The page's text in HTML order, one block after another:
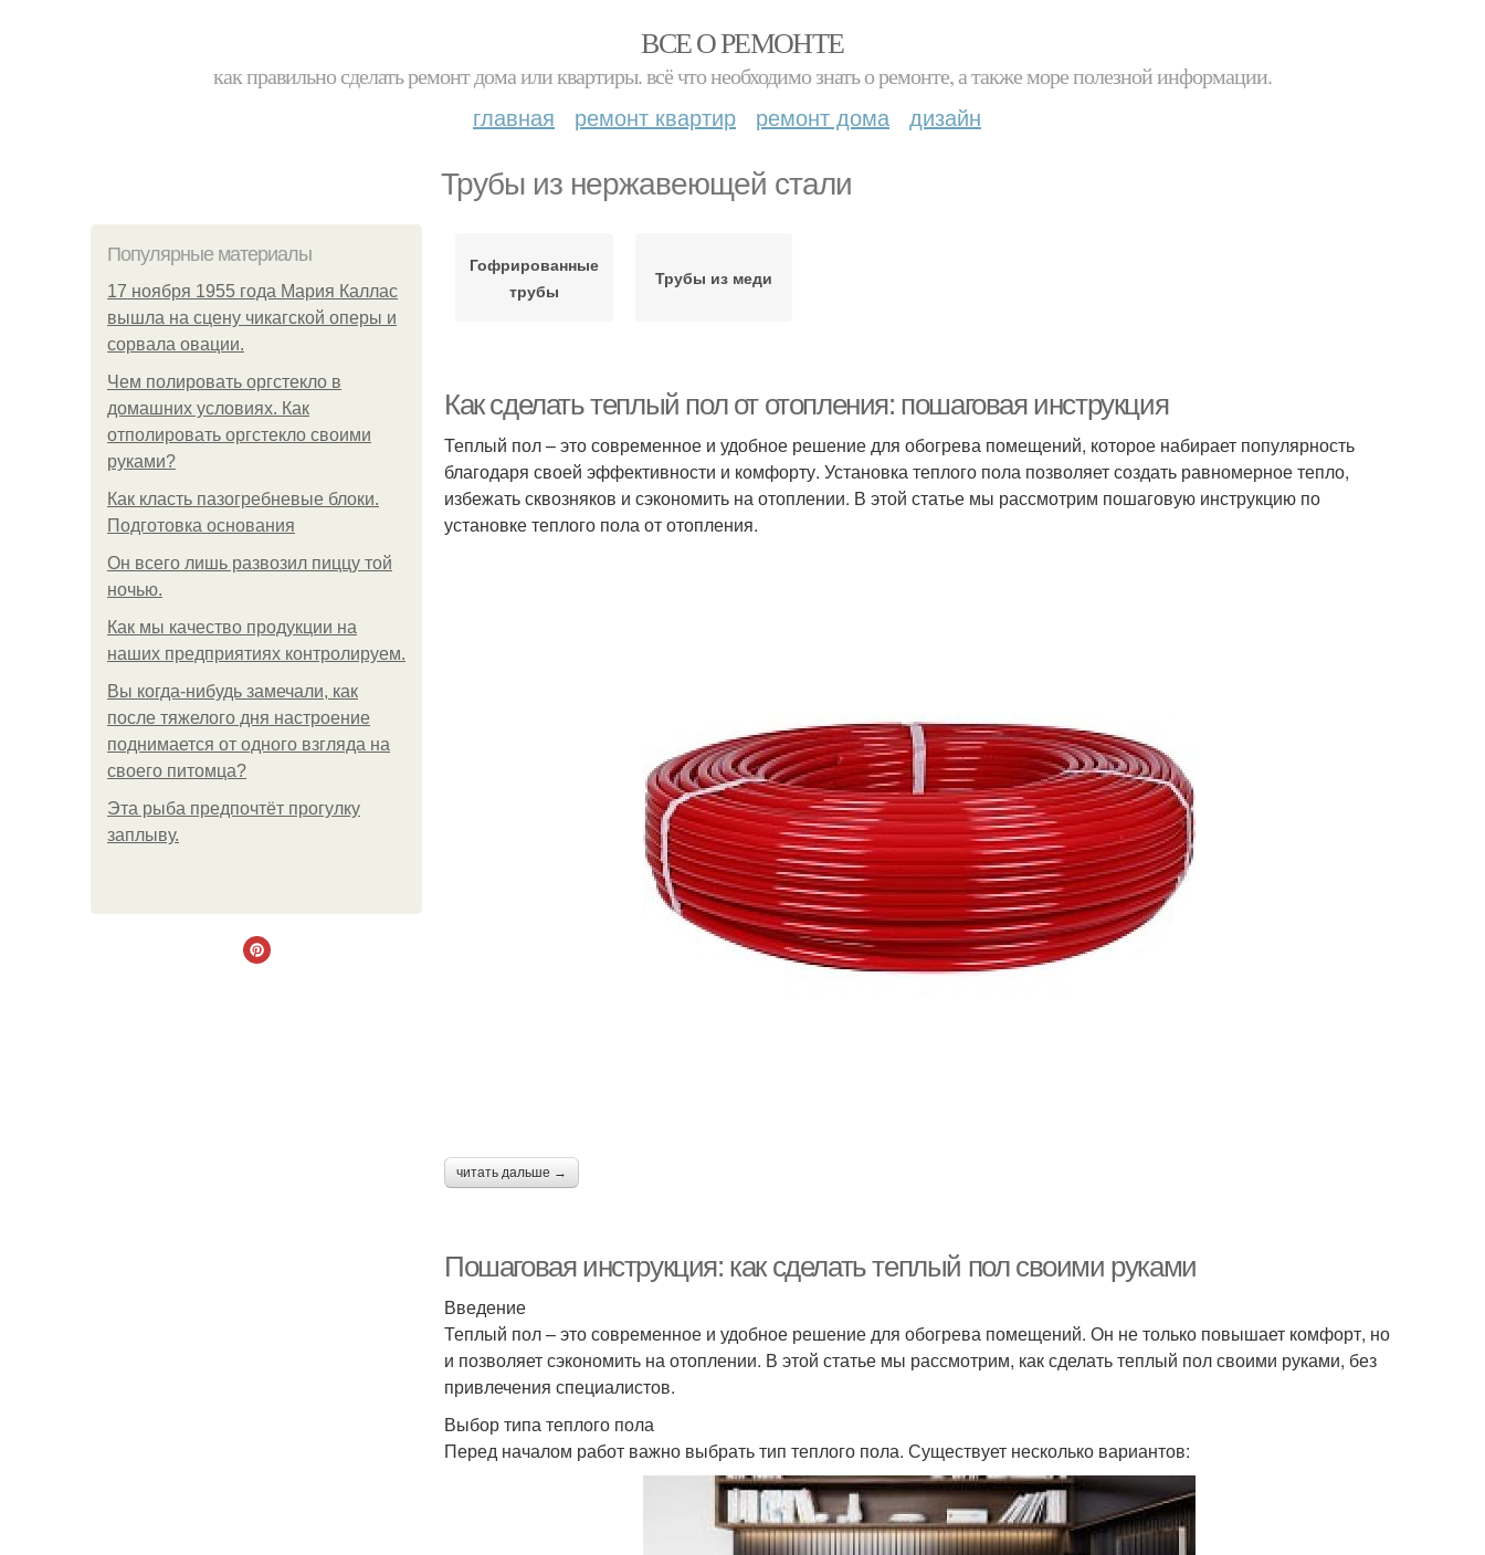
ВСЕ О РЕМОНТЕ
как правильно сделать ремонт дома или квартиры. всё что необходимо знать о ремонте, а также море полезной информации.
главная ремонт квартир ремонт дома дизайн
Трубы из нержавеющей стали
Популярные материалы
17 ноября 1955 года Мария Каллас
вышла на сцену чикагской оперы и
сорвала овации.
Чем полировать оргстекло в
домашних условиях. Как
отполировать оргстекло своими
руками?
Как класть пазогребневые блоки.
Подготовка основания
Он всего лишь развозил пиццу той
ночью.
Как мы качество продукции на
наших предприятиях контролируем.
Вы когда-нибудь замечали, как
после тяжелого дня настроение
поднимается от одного взгляда на
своего питомца?
Эта рыба предпочтёт прогулку
заплыву.
Гофрированные
трубы
Трубы из меди
Как сделать теплый пол от отопления: пошаговая инструкция
Теплый пол – это современное и удобное решение для обогрева помещений, которое набирает популярность
благодаря своей эффективности и комфорту. Установка теплого пола позволяет создать равномерное тепло,
избежать сквозняков и сэкономить на отоплении. В этой статье мы рассмотрим пошаговую инструкцию по
установке теплого пола от отопления.
читать дальше →
Пошаговая инструкция: как сделать теплый пол своими руками
Введение
Теплый пол – это современное и удобное решение для обогрева помещений. Он не только повышает комфорт, но
и позволяет сэкономить на отоплении. В этой статье мы рассмотрим, как сделать теплый пол своими руками, без
привлечения специалистов.
Выбор типа теплого пола
Перед началом работ важно выбрать тип теплого пола. Существует несколько вариантов: